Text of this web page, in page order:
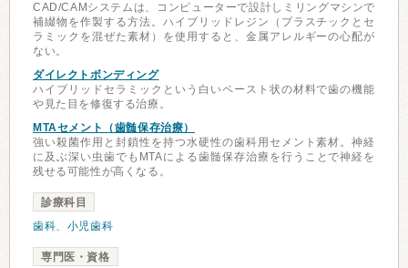
CAD/CAMシステムは、コンピューターで設計しミリングマシンで
補綴物を作製する方法。ハイブリッドレジン（プラスチックとセ
ラミックを混ぜた素材）を使用すると、金属アレルギーの心配が
ない。
ダイレクトボンディング
ハイブリッドセラミックという白いペースト状の材料で歯の機能
や見た目を修復する治療。
MTAセメント（歯髄保存治療）
強い殺菌作用と封鎖性を持つ水硬性の歯科用セメント素材。神経
に及ぶ深い虫歯でもMTAによる歯髄保存治療を行うことで神経を
残せる可能性が高くなる。
診療科目
歯科、 小児歯科
専門医・資格